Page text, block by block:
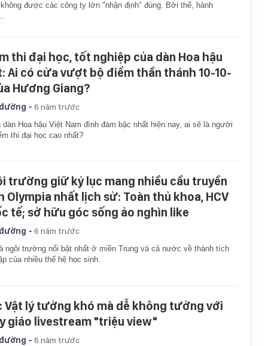
được các công ty lớn "nhận định" đúng. Bởi thế, hành
thi đại học, tốt nghiệp của dàn Hoa hậu
Ai có cửa vượt bộ điểm thần thánh 10-10-
Hương Giang?
- 6 năm trước
dàn Hoa hậu Việt Nam đình đám bậc nhất hiện nay, ai sẽ là người
thi đại học cao nhất?
trường giữ kỷ lục mang nhiều cầu truyền
Olympia nhất lịch sử: Toàn thủ khoa, HCV
tế; sở hữu góc sống ảo nghìn like
- 6 năm trước
ngôi trường nổi bật nhất ở miền Trung và cả nước về thành tích
của nhiều thế hệ học sinh.
Vật lý tưởng khó mà dễ không tưởng với
giáo livestream "triệu view"
- 6 năm trước